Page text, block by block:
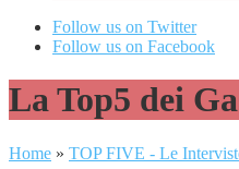
Follow us on Twitter
Follow us on Facebook
La Top5 dei
Home » TOP FIVE - Le